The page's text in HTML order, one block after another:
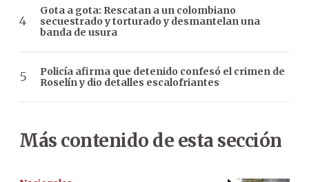
Gota a gota: Rescatan a un colombiano
secuestrado y torturado y desmantelan una
banda de usura
Policía afirma que detenido confesó el crimen de
Roselín y dio detalles escalofriantes
Más contenido de esta sección